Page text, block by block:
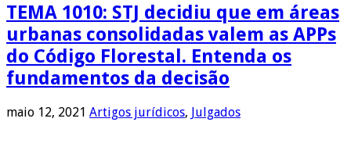
TEMA 1010: STJ decidiu que em áreas
urbanas consolidadas valem as APPs
do Código Florestal. Entenda os
fundamentos da decisão
maio 12, 2021 Artigos jurídicos, Julgados